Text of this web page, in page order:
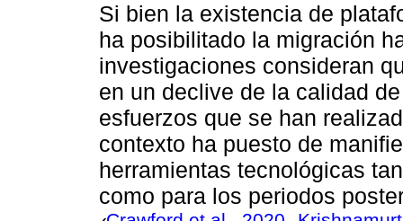
Si bien la existencia de
ha posibilitado la migración
investigaciones consideran
en un declive de la calidad
esfuerzos que se han
contexto ha puesto de
herramientas tecnológicas
como para los periodos